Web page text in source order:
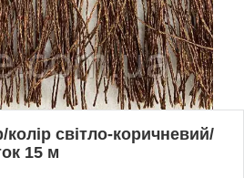
світло-коричневий/
15 м